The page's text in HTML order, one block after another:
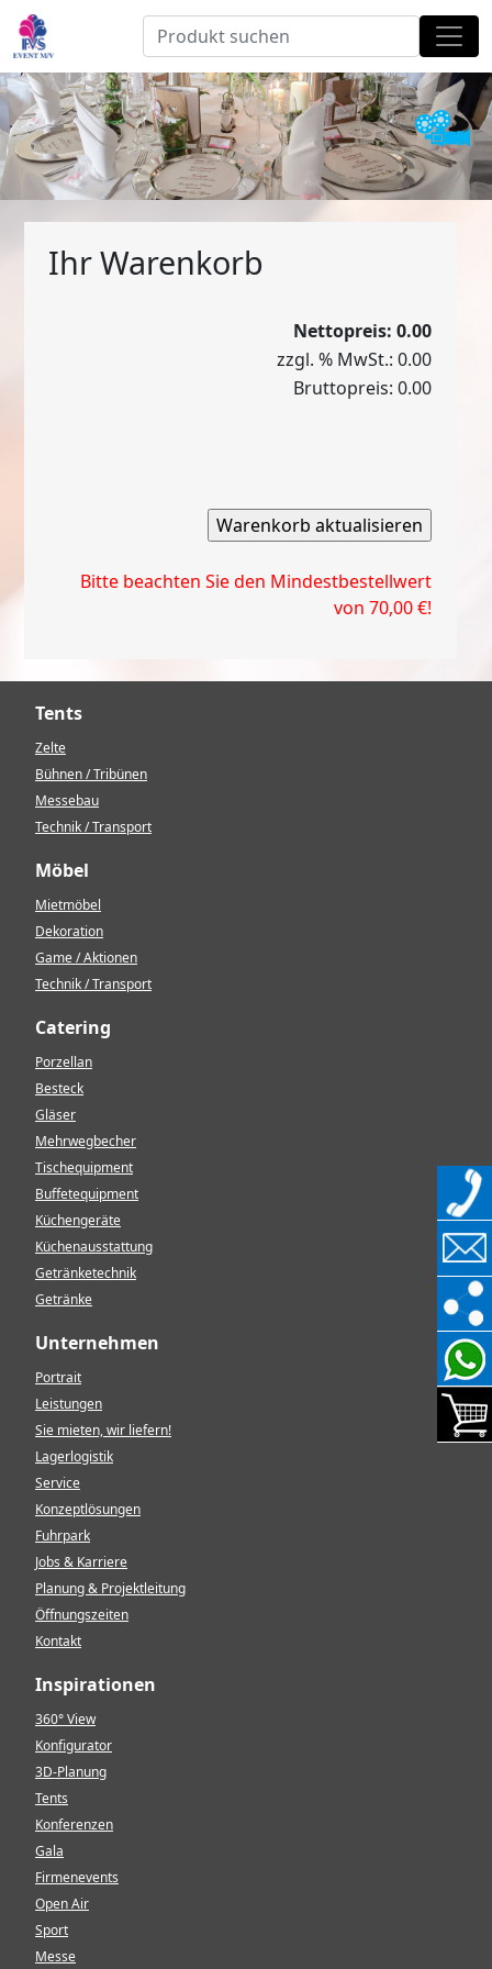
Ihr Warenkorb
Nettopreis: 0.00
zzgl. % MwSt.: 0.00
Bruttopreis: 0.00
Bitte beachten Sie den Mindestbestellwert
von 70,00 €!
Tents
Zelte
Bühnen / Tribünen
Messebau
Technik / Transport
Möbel
Mietmöbel
Dekoration
Game / Aktionen
Technik / Transport
Catering
Porzellan
Besteck
Gläser
Mehrwegbecher
Tischequipment
Buffetequipment
Küchengeräte
Küchenausstattung
Getränketechnik
Getränke
Unternehmen
Portrait
Leistungen
Sie mieten, wir liefern!
Lagerlogistik
Service
Konzeptlösungen
Fuhrpark
Jobs & Karriere
Planung & Projektleitung
Öffnungszeiten
Kontakt
Inspirationen
360° View
Konfigurator
3D-Planung
Tents
Konferenzen
Gala
Firmenevents
Open Air
Sport
Messe